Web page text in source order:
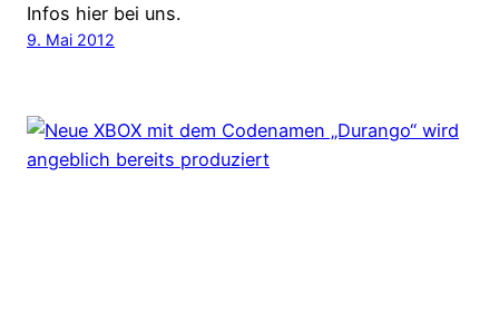
Infos hier bei uns.
9. Mai 2012